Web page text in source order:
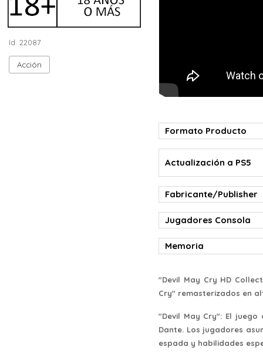
Id: 22087
Acción
Formato Producto
Actualización a PS5
Fabricante/Publisher
Jugadores Consola
Memoria
"Devil May Cry HD
Cry" remasterizados en
"Devil May Cry": El
Dante. Los jugadores
espada y habilidades